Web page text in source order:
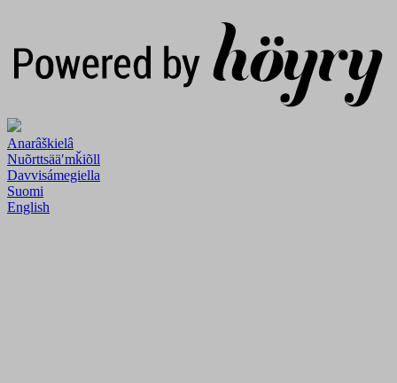
Anarâškielâ
Nuõrttsääʹmǩiõll
Davvisámegiella
Suomi
English